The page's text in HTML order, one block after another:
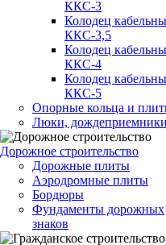
ККС-3
Колодец
ККС-3,5
Колодец
ККС-4
Колодец
ККС-5
Опорные кольца и
Люки,
Дорожное строительство
Дорожные плиты
Аэродромные плиты
Бордюры
Фундаменты дорожных
знаков